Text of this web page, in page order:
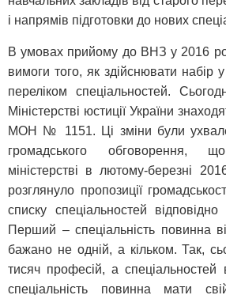
і напрямів підготовки до нових
В умовах прийому до ВНЗ у 2016
вимоги того, як здійснювати набір
переліком спеціальностей.
Міністерстві юстиції України
МОН № 1151. Ці зміни були
громадського обговорення,
міністерстві в лютому-березні
розглянуло пропозиції
списку спеціальностей
Перший – спеціальність повинна
бажано не одній, а кільком. Так,
тисяч професій, а
спеціальність повинна мати